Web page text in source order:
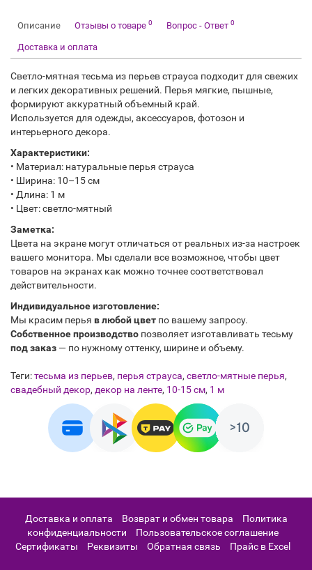
Описание Отзывы о товаре 0 Вопрос - Ответ 0
Доставка и оплата
Светло-мятная тесьма из перьев страуса подходит для свежих
и легких декоративных решений. Перья мягкие, пышные,
формируют аккуратный объемный край.
Используется для одежды, аксессуаров, фотозон и
интерьерного декора.
Характеристики:
• Материал: натуральные перья страуса
• Ширина: 10–15 см
• Длина: 1 м
• Цвет: светло-мятный
Заметка:
Цвета на экране могут отличаться от реальных из-за настроек
вашего монитора. Мы сделали все возможное, чтобы цвет
товаров на экранах как можно точнее соответствовал
действительности.
Индивидуальное изготовление:
Мы красим перья в любой цвет по вашему запросу.
Собственное производство позволяет изготавливать тесьму
под заказ — по нужному оттенку, ширине и объему.
Теги:тесьма из перьев, перья страуса, светло-мятные перья,
свадебный декор, декор на ленте, 10-15 см, 1 м
Доставка и оплата Возврат и обмен товара
Политика
конфиденциальности
Пользовательское соглашение
Сертификаты
Реквизиты Обратная связь Прайс в Excel